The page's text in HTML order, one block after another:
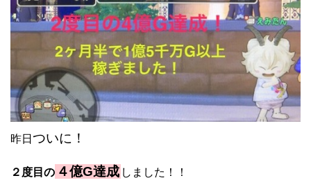
昨日 ついに！
２度目の ４億G達成 しました！！